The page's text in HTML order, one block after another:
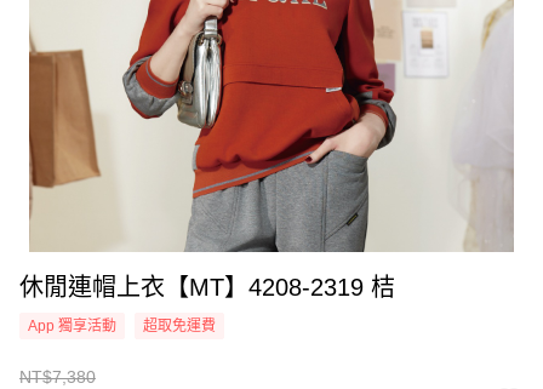
休閒連帽上衣【MT】4208-2319 桔
App 獨享活動 超取免運費
NT$7,380